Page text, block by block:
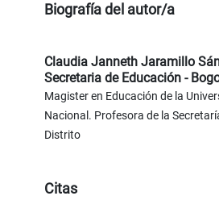
Biografía del autor/a
Claudia Janneth Jaramillo
Secretaria de Educación -
Magister en Educación de la
Nacional. Profesora de la
Distrito
Citas